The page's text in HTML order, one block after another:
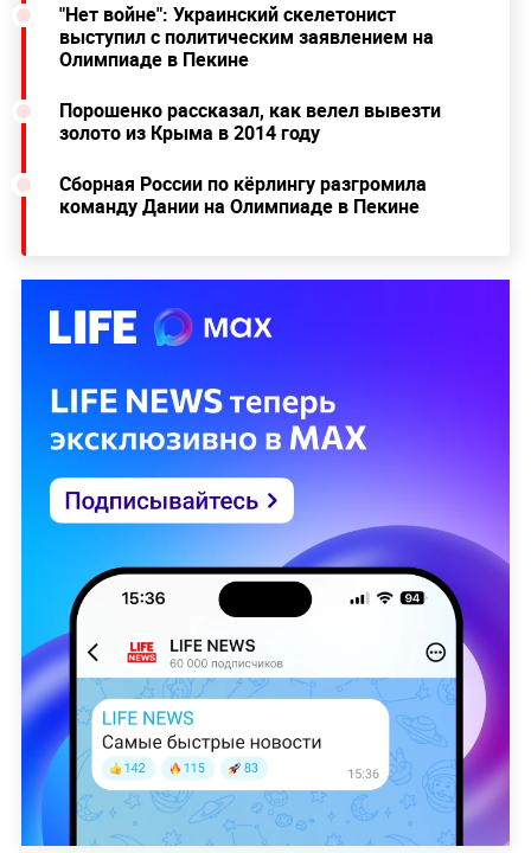
"Нет войне": Украинский скелетонист
выступил с политическим заявлением на
Олимпиаде в Пекине
Порошенко рассказал, как велел вывезти
золото из Крыма в 2014 году
Сборная России по кёрлингу разгромила
команду Дании на Олимпиаде в Пекине